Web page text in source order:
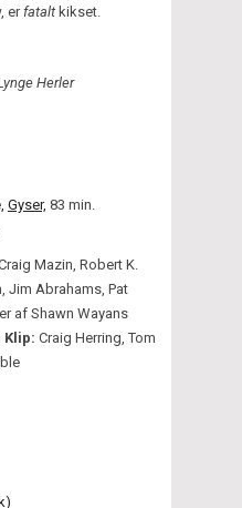
erfatalt kikset.
Herler
Gyser, 83 min.
Mazin, Robert K.
Jim Abrahams, Pat
af Shawn Wayans
Klip: Craig Herring, Tom